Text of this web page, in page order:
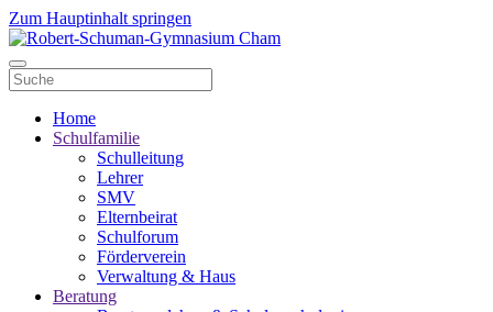
Zum Hauptinhalt springen
Home
Schulfamilie
Schulleitung
Lehrer
SMV
Elternbeirat
Schulforum
Förderverein
Verwaltung & Haus
Beratung